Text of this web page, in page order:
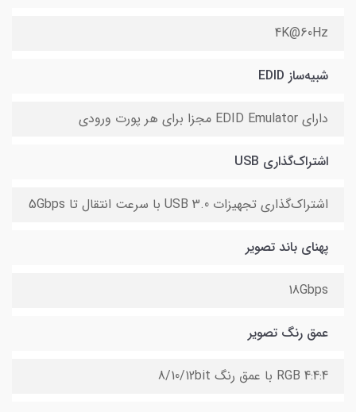
4K@60Hz
شبیه‌ساز EDID
دارای EDID Emulator مجزا برای هر پورت ورودی
اشتراک‌گذاری USB
اشتراک‌گذاری تجهیزات USB 3.0 با سرعت انتقال تا 5Gbps
پهنای باند تصویر
18Gbps
عمق رنگ تصویر
RGB 4:4:4 با عمق رنگ 8/10/12bit